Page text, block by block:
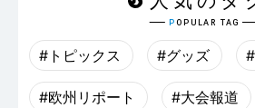
#トピックス #グッズ
#欧州リポート #大会報道